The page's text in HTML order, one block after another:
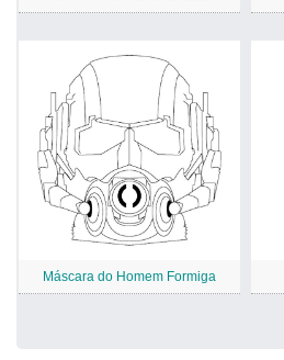
Máscara do Homem Formiga